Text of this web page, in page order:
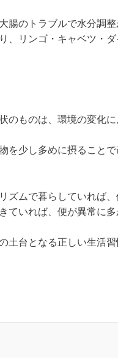
腸のトラブルで水分調
、リンゴ・キャベツ・
のものは、環境の変化
を少し多めに摂ること
ズムで暮らしていれば
ていれば、便が異常に
土台となる正しい生活習